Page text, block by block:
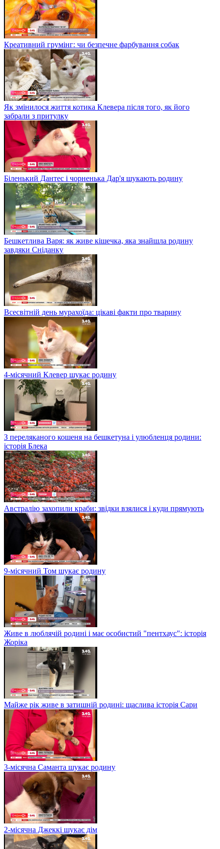
Креативний грумінг: чи безпечне фарбування собак
Як змінилося життя котика Клевера після того, як його
забрали з притулку
Біленький Дантес і чорненька Дар'я шукають родину
Бешкетлива Варя: як живе кішечка, яка знайшла родину
завдяки Сніданку
Всесвітній день мурахоїда: цікаві факти про тварину
4-місячний Клевер шукає родину
З переляканого кошеня на бешкетуна і улюбленця родини:
історія Блека
Австралію захопили краби: звідки взялися і куди прямують
9-місячний Том шукає родину
Живе в люблячій родині і має особистий "пентхаус": історія
Жоріка
Майже рік живе в затишній родині: щаслива історія Сари
3-місячна Саманта шукає родину
2-місячна Джеккі шукає дім